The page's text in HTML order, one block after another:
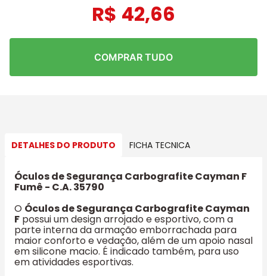
R$ 42,66
COMPRAR TUDO
DETALHES DO PRODUTO FICHA TECNICA
Óculos de Segurança Carbografite Cayman F
Fumê - C.A. 35790
O Óculos de Segurança Carbografite Cayman
F possui um design arrojado e esportivo, com a
parte interna da armação emborrachada para
maior conforto e vedação, além de um apoio nasal
em silicone macio. É indicado também, para uso
em atividades esportivas.